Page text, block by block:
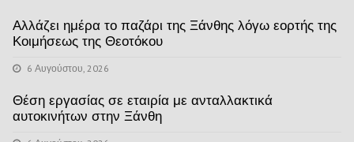
Αλλάζει ημέρα το παζάρι της Ξάνθης λόγω εορτής της
Κοιμήσεως της Θεοτόκου
6 Αυγούστου, 2026
Θέση εργασίας σε εταιρία με ανταλλακτικά
αυτοκινήτων στην Ξάνθη